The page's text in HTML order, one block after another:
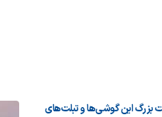
آپدیت بزرگ این گوشی‌ها و تبلت‌های